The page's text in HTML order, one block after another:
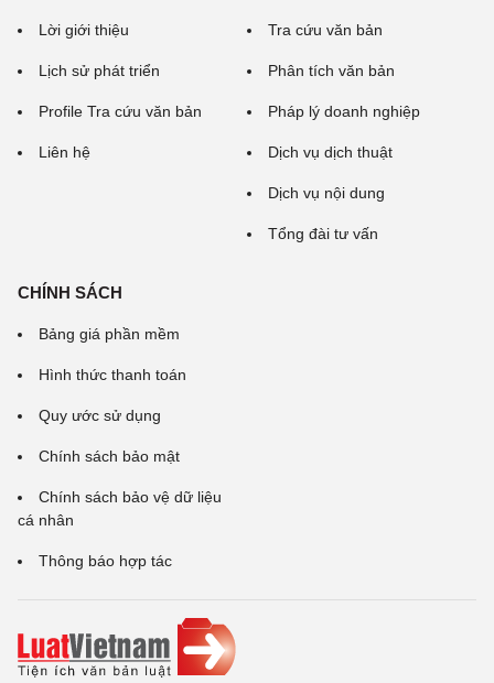
Lời giới thiệu
Lịch sử phát triển
Profile Tra cứu văn bản
Liên hệ
Tra cứu văn bản
Phân tích văn bản
Pháp lý doanh nghiệp
Dịch vụ dịch thuật
Dịch vụ nội dung
Tổng đài tư vấn
CHÍNH SÁCH
Bảng giá phần mềm
Hình thức thanh toán
Quy ước sử dụng
Chính sách bảo mật
Chính sách bảo vệ dữ liệu
cá nhân
Thông báo hợp tác